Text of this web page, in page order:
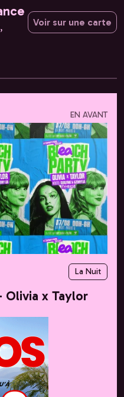
Voir sur une carte
EN AVANT
La Nuit
Olivia x Taylor